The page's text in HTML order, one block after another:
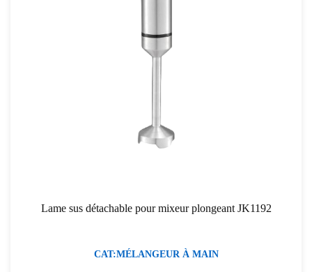
Lame sus détachable pour mixeur plongeant JK1192
CAT:MÉLANGEUR À MAIN